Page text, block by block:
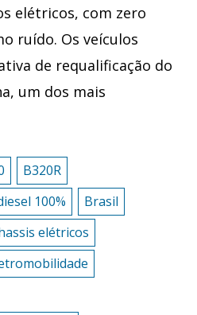
elétricos, com zero
ruído. Os veículos
de requalificação do
um dos mais
B320R
100%
Brasil
elétricos